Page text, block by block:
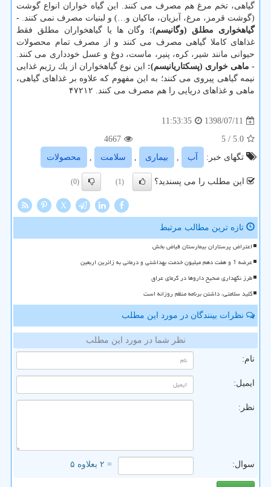
گیاهی، تخم مرغ هم مصرف می كنند. این گیاه خواران انواع گوشت
(گوشت قرمز، مرغ، آبزیان، ماكیان و…) و لبنیات مصرف نمی كنند. -
گیاهخواری مطلق (وگانیسم): وگان ها یا گیاهخواران مطلق فقط
غذاهای كاملا گیاهی مصرف می كنند و از مصرف تمام محصولات
حیوانی مانند شیر، كره، پنیر، ماست، دوغ و عسل خودداری می كنند.
- ماهی خواری (پسكتاریانیسم): این نوع گیاهخواران از یك رژیم غذایی
نیمه گیاهی پیروی می كنند؛ به این مفهوم كه علاوه بر غذاهای گیاهی،
ماهی و غذاهای دریایی را هم مصرف می كنند. ۴۷۲۱۲
1398/07/11
11:53:35
5.0
/ 5
4667
تگهای خبر:
آب , بیماری , سلامت , محصولات
این مطلب را می پسندید؟ (1)
(0)
X
تازه ترین مطالب مرتبط
اعتراض پرستاران بیمارستان فیاض بخش
عرضه 1 و هفت دهم میلیون خدمت بهداشتی و درمانی به زائرین اربعین
طرز نگهداری صحیح داروها در گرمای عراق
کلید سلامتی، داشتن برنامه منظم روزانه است
نظرات بینندگان در مورد این مطلب
نظر شما در مورد این مطلب
نام:
ایمیل:
نظر:
سوال: = ۲ بعلاوه ۵